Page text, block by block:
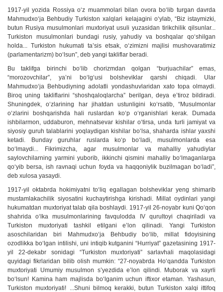
1917-yil yozida Rossiya o‘z muammolari bilan ovora bo‘lib turgan davrda
Mahmudxo‘ja Behbudiy Turkiston xalqlari kelajagini o‘ylab, “Biz istaymizki,
butun Rusiya musulmonlari muxtoriyat usuli yuzasidan tirikchilik qilsunlar...
Turkiston musulmonlari bundagi rusiy, yahudiy va boshqalar qo‘shilgan
holda... Turkiston hukumati ta’sis etsak, o‘zimizni majlisi mushovaratimiz
(parlamentarizm) bo‘lsun”, deb yangi takliflar beradi.
Bu taklifga birinchi bo‘lib chorizmdan qolgan “burjuachilar” emas,
“morozovchilar”, ya’ni bo‘lg‘usi bolsheviklar qarshi chiqadi. Ular
Mahmudxo‘ja Behbudiyning adolatli yondashuvlaridan xato topa olmaydi.
Biroq uning takliflarini “shoshqaloqlarcha” berilgan, deya e’tiroz bildiradi.
Shuningdek, o‘zlarining har jihatdan ustunligini ko‘rsatib, “Musulmonlar
o‘zlarini boshqarishda hali ruslardan ko‘p o‘rganishlari kerak. Dumada
ishbilarmon, uddaburon, mehnatsevar kishilar o‘tirsa, unda turli jamiyat va
siyosiy guruh talablarini yoqlaydigan kishilar bo‘lsa, shaharda ishlar yaxshi
ketadi. Bunday guruhlar ruslarda ko‘p bo‘ladi, musulmonlarda esa
bo‘lmaydi... Fikrimizcha, agar musulmonlar va mahalliy yahudiylar
saylovchilarning yarmini yuborib, ikkinchi qismini mahalliy bo‘lmaganlarga
qo‘yib bersa, ish ravnaqi uchun foyda va haqqoniylik buzilmagan bo‘ladi”,
deb xulosa yasaydi.
1917-yil oktabrda hokimiyatni to‘liq egallagan bolsheviklar yeng shimarib
mustamlakachilik siyosatini kuchaytirishga kirishadi. Millat oydinlari yangi
hukumatdan muxtoriyat talab qila boshlaydi. 1917-yil 26-noyabr kuni Qo‘qon
shahrida o‘lka musulmonlarining favqulodda IV qurultoyi chaqiriladi va
Turkiston muxtoriyati tashkil etilgani e’lon qilinadi. Yangi Turkiston
asoschilaridan biri Mahmudxo‘ja Behbudiy bo‘lib, millat fidoyisining
ozodlikka bo‘lgan intilishi, uni intiqib kutganini “Hurriyat” gazetasining 1917-
yil 22-dekabr sonidagi “Turkiston muxtoriyati” sarlavhali maqolasidagi
quyidagi fikrlaridan bilib olish mumkin: “27-noyabrda Ho‘qandda Turkiston
muxtoriyati Umumiy musulmon s’yezdida e’lon qilindi. Muborak va xayrli
bo‘lsun! Kamina ham majlisda bo‘lganim uchun iftixor etaman. Yashasun,
Turkiston muxtoriyati! ...Shuni bilmoq kerakki, butun Turkiston xalqi ittifoq